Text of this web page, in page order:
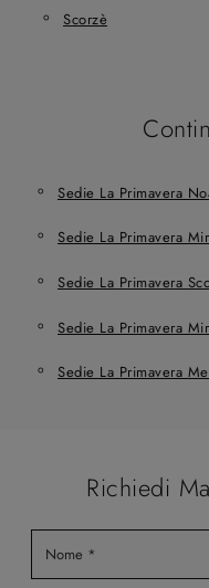
Scorzè
Sedie La Primavera
Sedie La Primavera
Sedie La Primavera
Sedie La Primavera
Sedie La Primavera
Richiedi